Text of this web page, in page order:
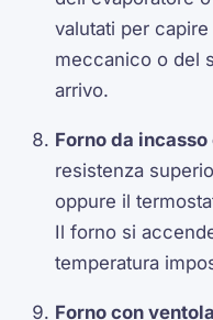
valutati per
meccanico o del
arrivo.
Forno da
resistenza
oppure il
Il forno si
temperatura
Forno con